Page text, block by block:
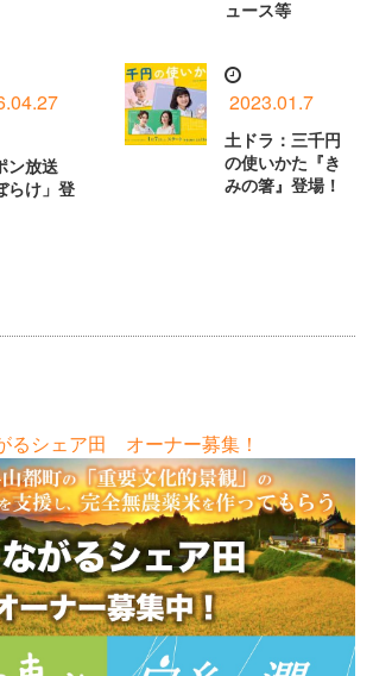
ュース等
ン放送
らけ」登
2023.01.7
土ドラ：三千円
の使いかた『き
みの箸』登場！
るシェア田 オーナー募集！